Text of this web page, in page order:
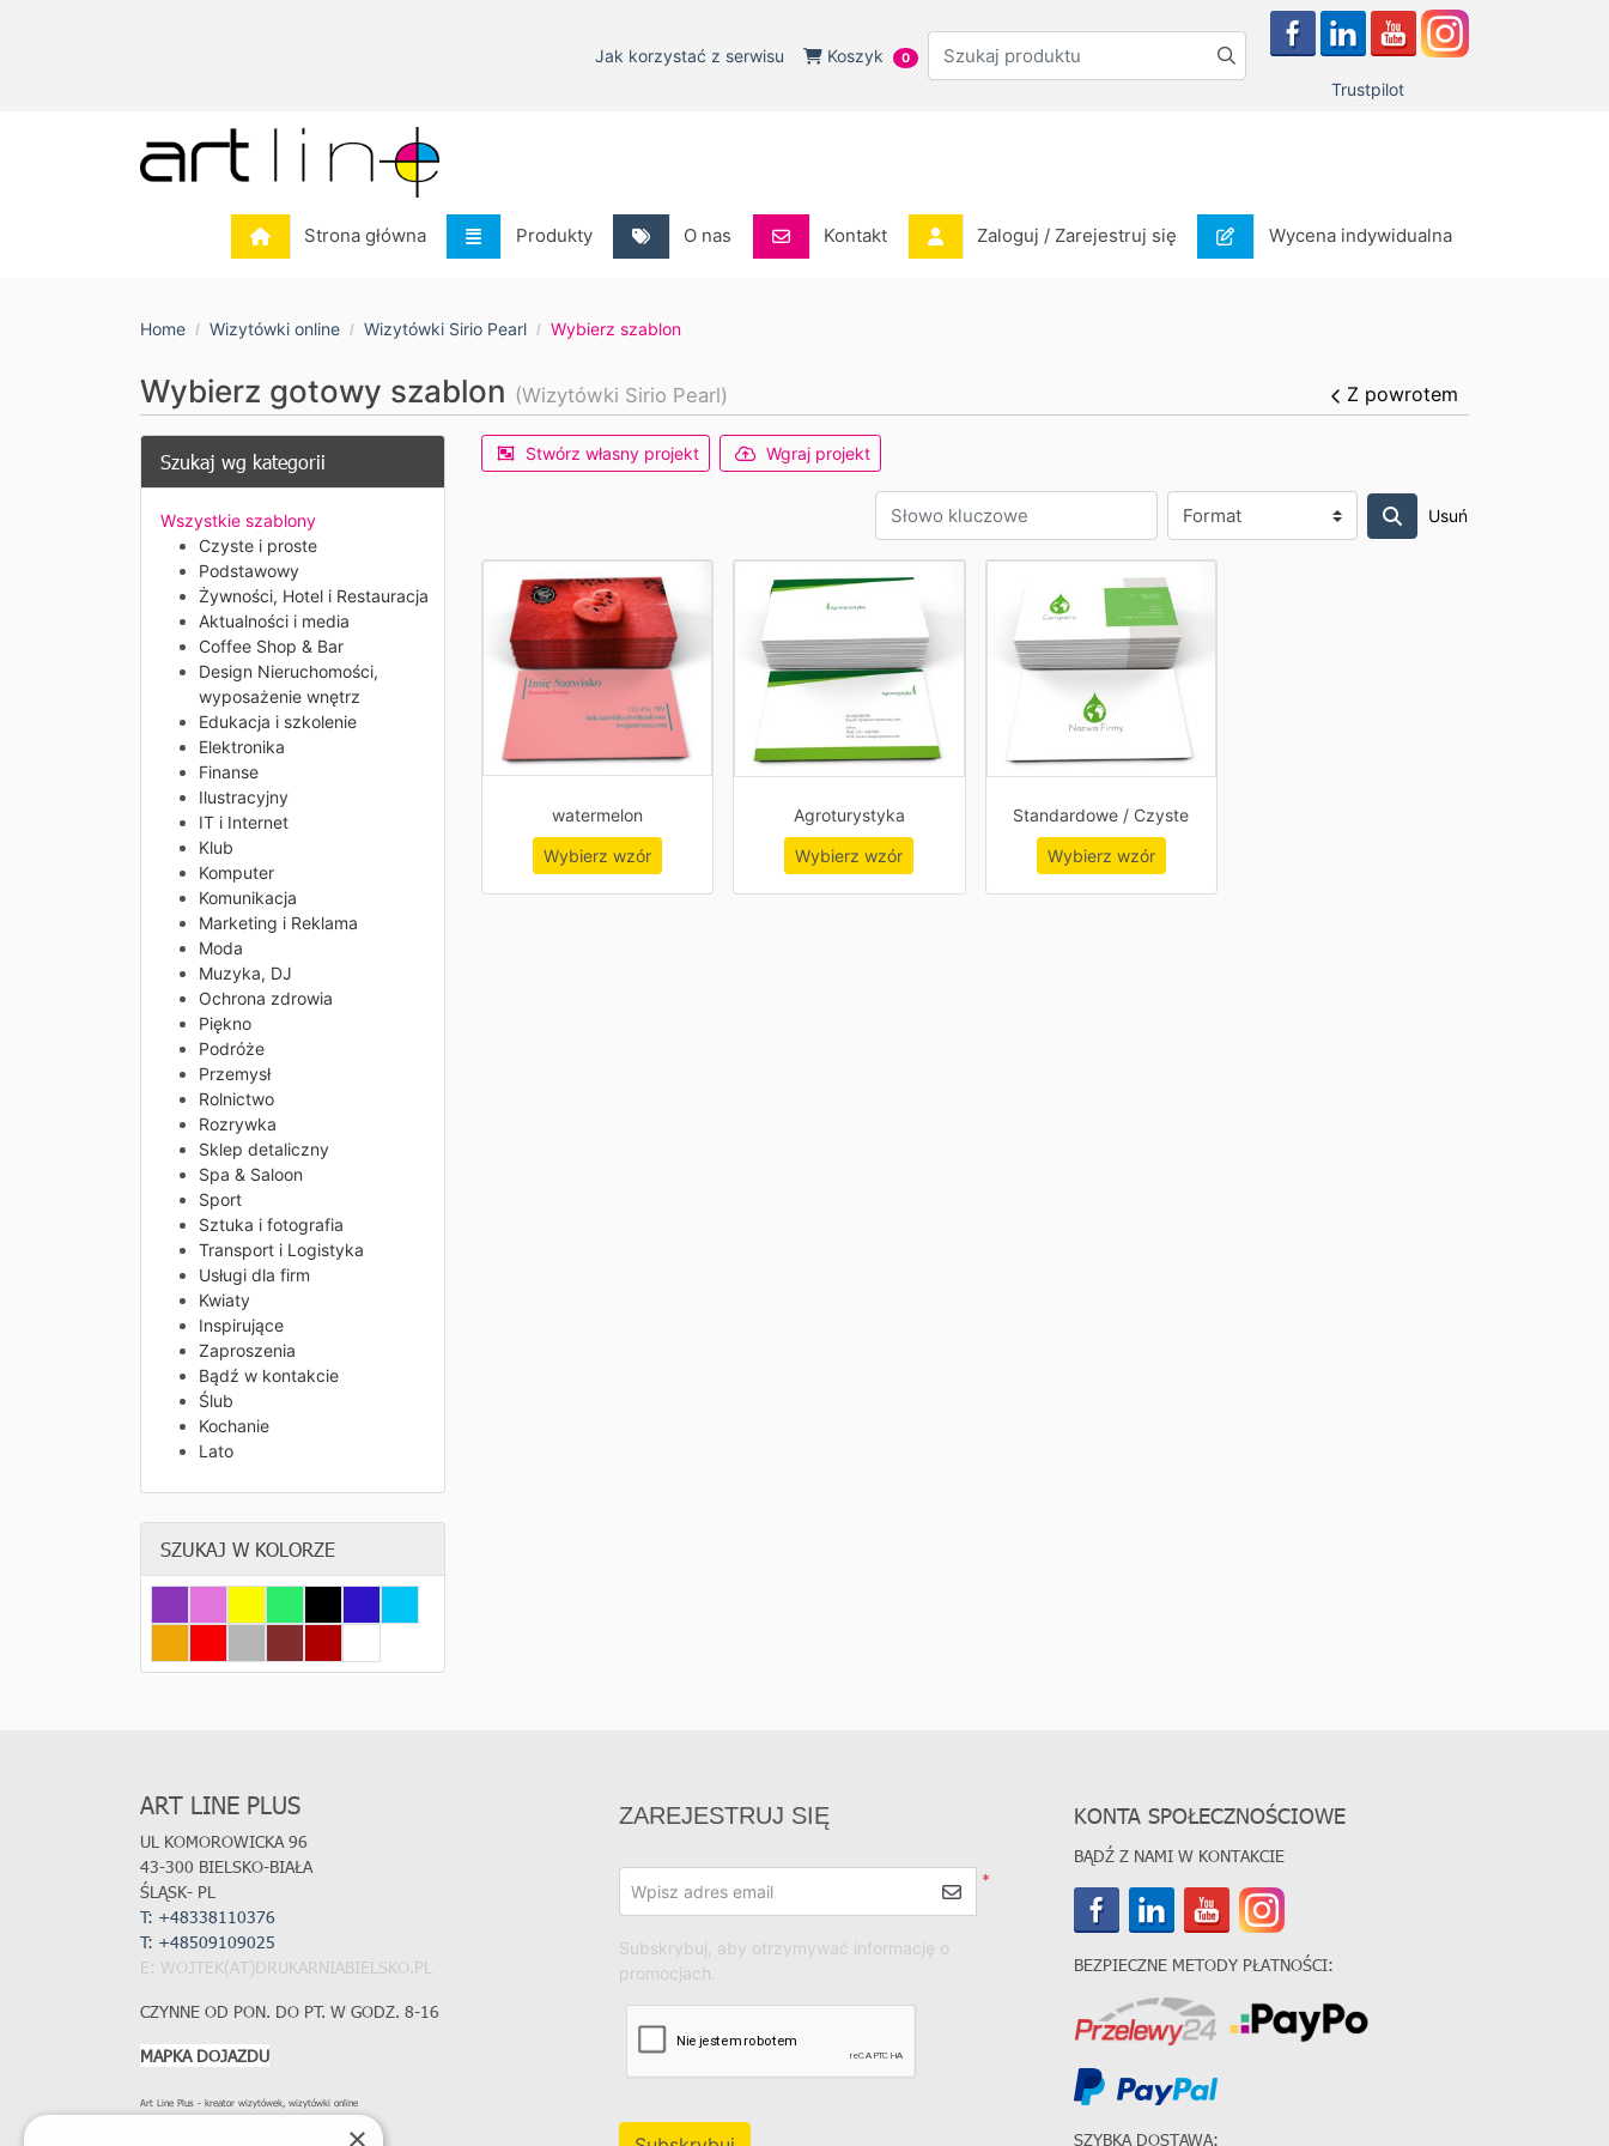
Jak korzystać z serwisu
Jak korzystać z serwisu Koszyk
Koszyk 0
Trustpilot
Strona główna
Strona główna Produkty
Produkty O nas
O nas Kontakt
Kontakt Zaloguj / Zarejestruj się
Zaloguj / Zarejestruj się Wycena indywidualna
Wycena indywidualna
Home Wizytówki online Wizytówki Sirio Pearl Wybierz szablon
Wybierz gotowy szablon (Wizytówki Sirio Pearl) Z powrotem
Szukaj wg kategorii
Wszystkie szablony
Czyste i proste
Podstawowy
Żywności, Hotel i Restauracja
Aktualności i media
Coffee Shop & Bar
Design Nieruchomości,
wyposażenie wnętrz
Edukacja i szkolenie
Elektronika
Finanse
Ilustracyjny
IT i Internet
Klub
Komputer
Komunikacja
Marketing i Reklama
Moda
Muzyka, DJ
Ochrona zdrowia
Piękno
Podróże
Przemysł
Rolnictwo
Rozrywka
Sklep detaliczny
Spa & Saloon
Sport
Sztuka i fotografia
Transport i Logistyka
Usługi dla firm
Kwiaty
Inspirujące
Zaproszenia
Bądź w kontakcie
Ślub
Kochanie
Lato
SZUKAJ W KOLORZE
Stwórz własny projekt Wgraj projekt
Usuń
watermelon
Wybierz wzór
Agroturystyka
Wybierz wzór
Standardowe / Czyste
Wybierz wzór
ART LINE PLUS
UL KOMOROWICKA 96
43-300 BIELSKO-BIAŁA
ŚLĄSK- PL
T: +48338110376
T: +48509109025
E: WOJTEK(AT)DRUKARNIABIELSKO.PL
CZYNNE OD PON. DO PT. W GODZ. 8-16
MAPKA DOJAZDU
Art Line Plus - kreator wizytówek, wizytówki online
ZAREJESTRUJ SIĘ
*
Wpisz adres email
Subskrybuj, aby otrzymywać informację o
promocjach.
KONTA SPOŁECZNOŚCIOWE
BĄDŹ Z NAMI W KONTAKCIE
BEZPIECZNE METODY PŁATNOŚCI:
SZYBKA DOSTAWA: